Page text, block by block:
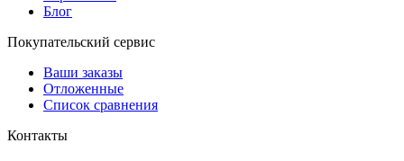
Блог
Покупательский сервис
Ваши заказы
Отложенные
Список сравнения
Контакты